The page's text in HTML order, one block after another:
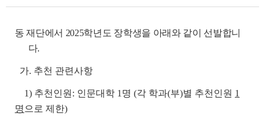
동 재단에서 2025학년도 장학생을 아래와 같이 선발합니
다.
가. 추천 관련사항
1) 추천인원: 인문대학 1명 (각 학과(부)별 추천인원 1
명 으로 제한)